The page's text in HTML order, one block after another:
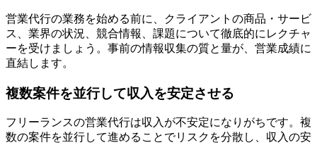
営業代行の業務を始める前に、クライアントの商品・サービ
ス、業界の状況、競合情報、課題について徹底的にレクチャ
ーを受けましょう。事前の情報収集の質と量が、営業成績に
直結します。
複数案件を並行して収入を安定させる
フリーランスの営業代行は収入が不安定になりがちです。複
数の案件を並行して進めることでリスクを分散し、収入の安